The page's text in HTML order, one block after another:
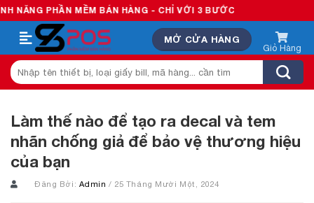
Skip
to
content
PHẦN MỀM BÁN HÀNG - CHỈ VỚI 3 BƯỚC
MỞ CỬA HÀNG
Tìm
kiếm:
Làm thế nào để tạo ra decal và tem
nhãn chống giả để bảo vệ thương hiệu
của bạn
Đăng Bởi: Admin/ 25 Tháng Mười Một, 2024